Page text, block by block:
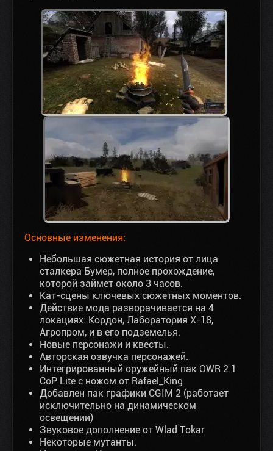
Основные изменения:
Небольшая сюжетная история от лица
сталкера Бумер, полное прохождение,
которой займет около 3 часов.
Кат-сцены ключевых сюжетных моментов.
Действие мода разворачивается на 4
локациях: Кордон, Лаборатория X-18,
Агропром, и в его подземелья.
Новые персонажи и квесты.
Авторская озвучка персонажей.
Интегрированный оружейный пак OWR 2.1
CoP Lite с ножом от Rafael_King
Добавлен пак графики CGIM 2 (работает
исключительно на динамическом
освещении)
Звуковое дополнение от Wlad Tokar
Некоторые мутанты.